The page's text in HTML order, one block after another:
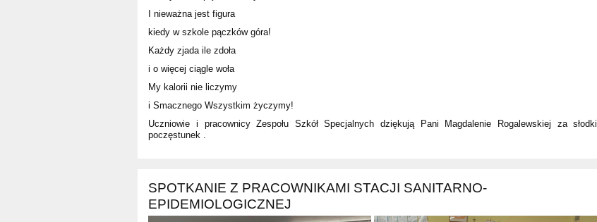
I nieważna jest figura
kiedy w szkole pączków góra!
Każdy zjada ile zdoła
i o więcej ciągle woła
My kalorii nie liczymy
i Smacznego Wszystkim życzymy!
Uczniowie i pracownicy Zespołu Szkół Specjalnych dziękują Pani Magdalenie Rogalewskiej za słodki
poczęstunek .
SPOTKANIE Z PRACOWNIKAMI STACJI SANITARNO-
EPIDEMIOLOGICZNEJ